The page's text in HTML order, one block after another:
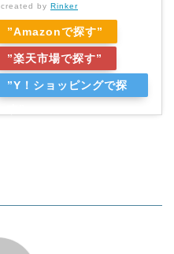
created by Rinker
”Amazonで探す”
”楽天市場で探す”
”Y！ショッピングで探